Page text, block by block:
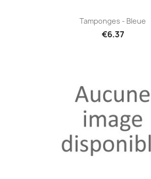
Tamponges - Bleue
€6.37